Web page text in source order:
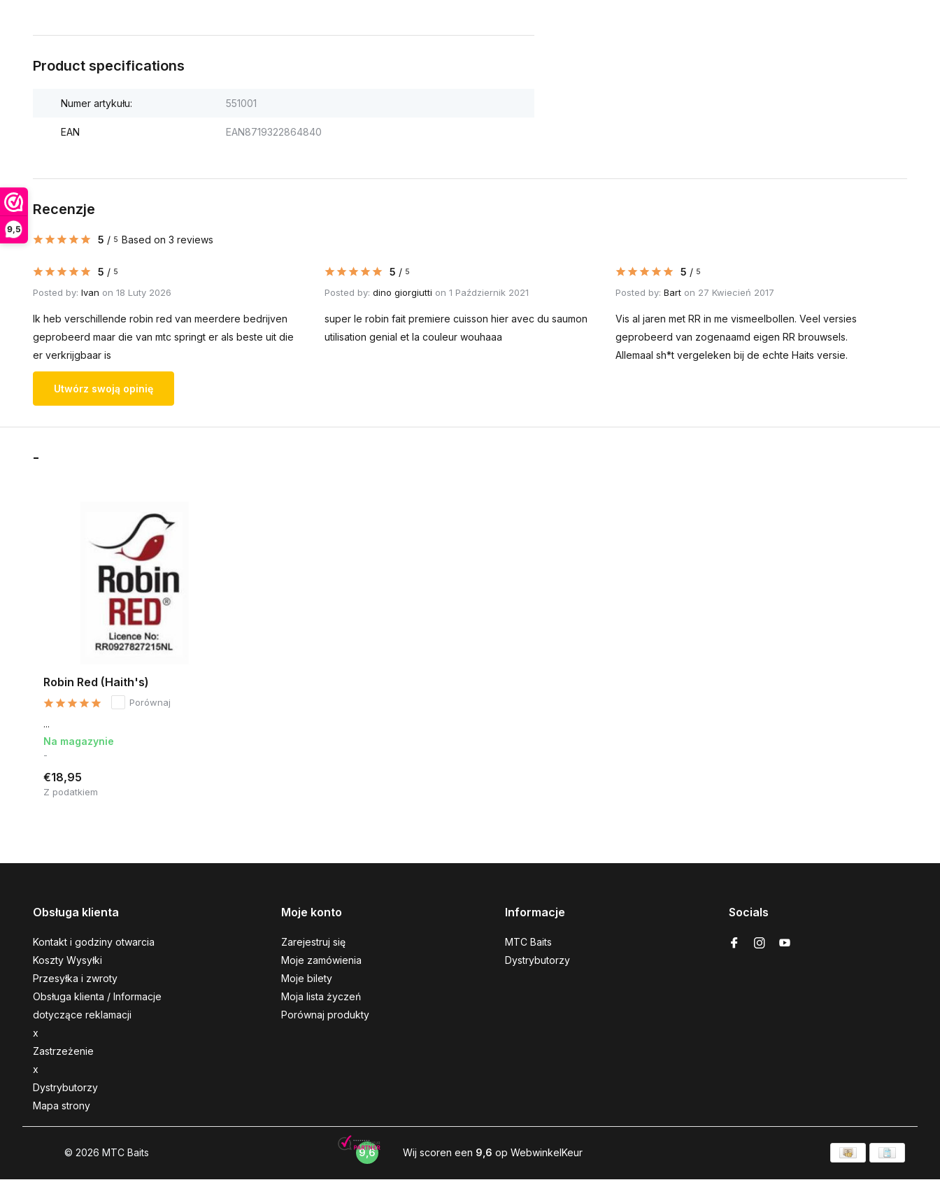
9,5
Product specifications
Numer artykułu: 551001
EAN EAN8719322864840
Recenzje
5 / 5 Based on 3 reviews
5 / 5
Posted by: Ivan on 18 Luty 2026
Ik heb verschillende robin red van meerdere bedrijven
geprobeerd maar die van mtc springt er als beste uit die
er verkrijgbaar is
5 / 5
Posted by: dino giorgiutti on 1 Październik 2021
super le robin fait premiere cuisson hier avec du saumon
utilisation genial et la couleur wouhaaa
5 / 5
Posted by:Bart on 27 Kwiecień 2017
Vis al jaren met RR in me vismeelbollen. Veel versies
geprobeerd van zogenaamd eigen RR brouwsels.
Allemaal sh*t vergeleken bij de echte Haits versie.
Utwórz swoją opinię
-
Robin Red (Haith's)
Porównaj
...
Na magazynie
-
€18,95
Z podatkiem
Obsługa klienta
Kontakt i godziny otwarcia
Koszty Wysyłki
Przesyłka i zwroty
Obsługa klienta / Informacje
dotyczące reklamacji
x
Zastrzeżenie
x
Dystrybutorzy
Mapa strony
Moje konto
Zarejestruj się
Moje zamówienia
Moje bilety
Moja lista życzeń
Porównaj produkty
Informacje
MTC Baits
Dystrybutorzy
Socials
© 2026 MTC Baits 9,6 Wij scoren een 9,6 op WebwinkelKeur